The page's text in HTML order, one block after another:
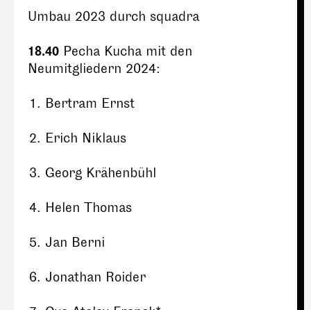
Umbau 2023 durch squadra
18.40 Pecha Kucha mit den
Neumitgliedern 2024:
Bertram Ernst
Erich Niklaus
Georg Krähenbühl
Helen Thomas
Jan Berni
Jonathan Roider